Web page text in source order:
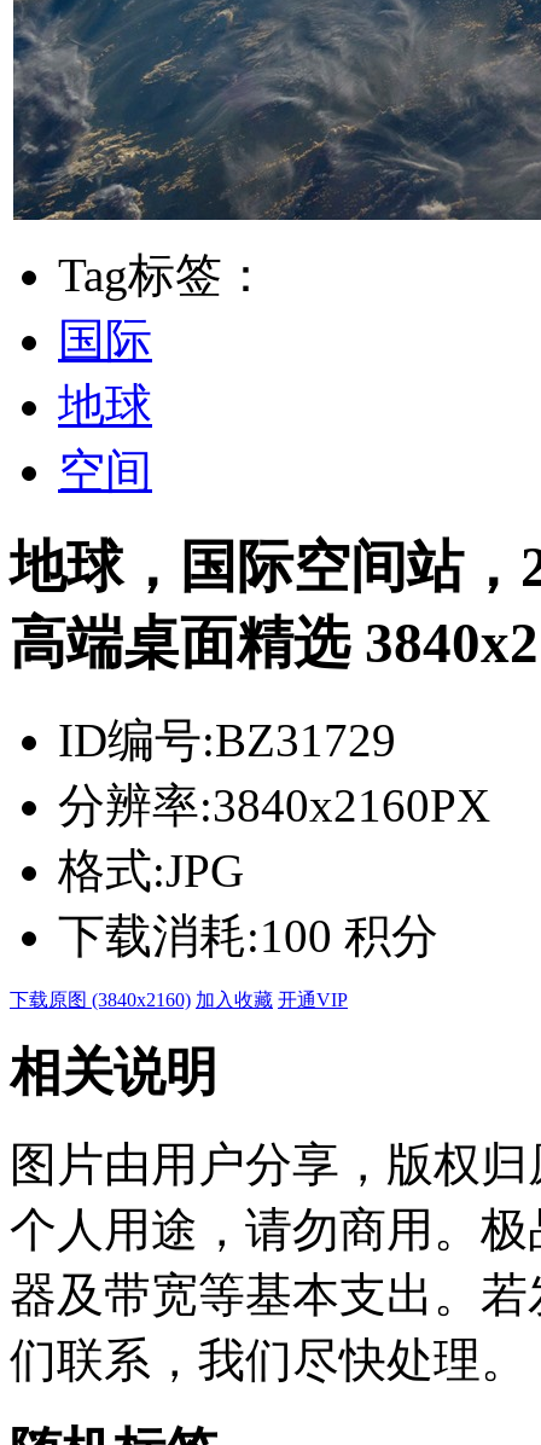
Tag标签：
国际
地球
空间
地球，国际空间站
高端桌面精选
ID编号:BZ31729
分辨率:3840x2160PX
格式:JPG
下载消耗:100 积分
下载原图 (3840x2160) 加入收藏 开通VIP
相关说明
图片由用户分享，版权
个人用途，请勿商用。
器及带宽等基本支出。
们联系，我们尽快处理。